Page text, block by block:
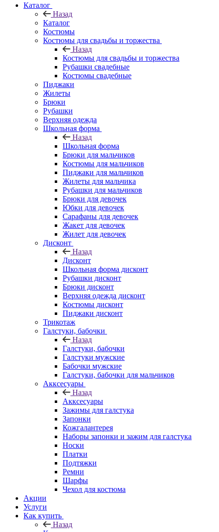
Каталог
Назад
Каталог
Костюмы
Костюмы для свадьбы и торжества
Назад
Костюмы для свадьбы и торжества
Рубашки свадебные
Костюмы свадебные
Пиджаки
Жилеты
Брюки
Рубашки
Верхняя одежда
Школьная форма
Назад
Школьная форма
Брюки для мальчиков
Костюмы для мальчиков
Пиджаки для мальчиков
Жилеты для мальчика
Рубашки для мальчиков
Брюки для девочек
Юбки для девочек
Сарафаны для девочек
Жакет для девочек
Жилет для девочек
Дисконт
Назад
Дисконт
Школьная форма дисконт
Рубашки дисконт
Брюки дисконт
Верхняя одежда дисконт
Костюмы дисконт
Пиджаки дисконт
Трикотаж
Галстуки, бабочки
Назад
Галстуки, бабочки
Галстуки мужские
Бабочки мужские
Галстуки, бабочки для мальчиков
Акксесуары
Назад
Акксесуары
Зажимы для галстука
Запонки
Кожгалантерея
Наборы запонки и зажим для галстука
Носки
Платки
Подтяжки
Ремни
Шарфы
Чехол для костюма
Акции
Услуги
Как купить
Назад